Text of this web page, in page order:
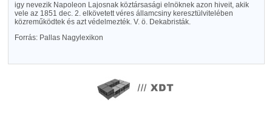
igy nevezik Napoleon Lajosnak köztársasági elnöknek azon hiveit, akik
vele az 1851 dec. 2. elkövetett véres államcsiny keresztülvitelében
közreműködtek és azt védelmezték. V. ö. Dekabristák.
Forrás: Pallas Nagylexikon